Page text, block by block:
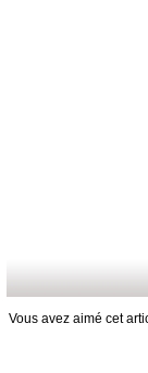
Vous avez aimé cet